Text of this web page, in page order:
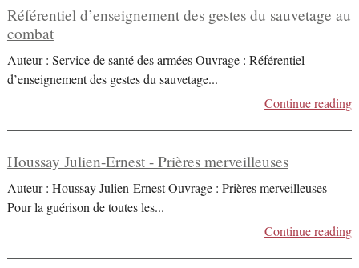
Référentiel d’enseignement des gestes du sauvetage au
combat
Auteur : Service de santé des armées Ouvrage : Référentiel
d’enseignement des gestes du sauvetage...
Continue reading
Houssay Julien-Ernest - Prières merveilleuses
Auteur : Houssay Julien-Ernest Ouvrage : Prières merveilleuses
Pour la guérison de toutes les...
Continue reading